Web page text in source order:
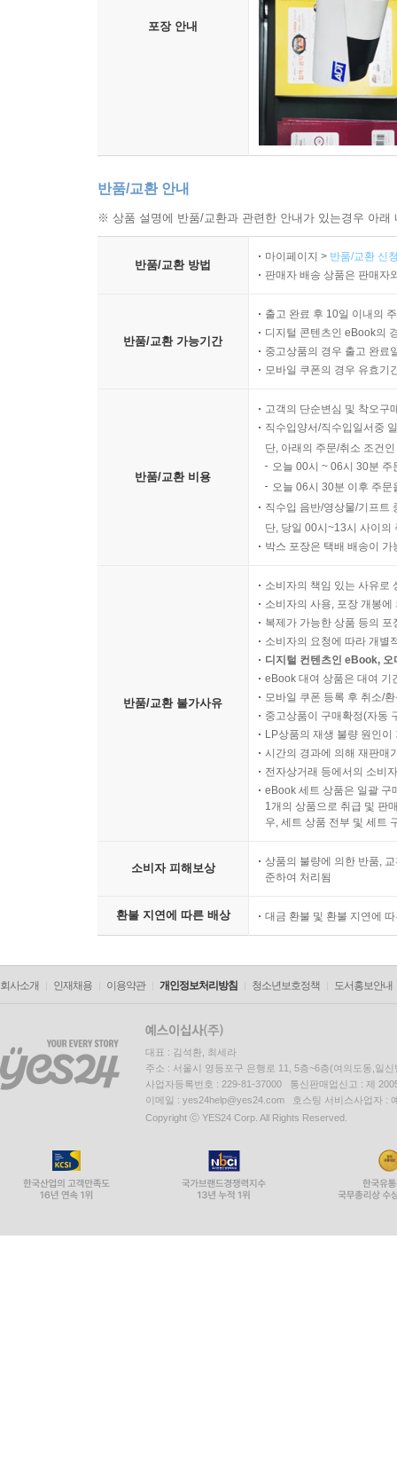
포장 안내
반품/교환 안내
※ 상품 설명에 반품/교환과 관련한 안내가 있는경우 아
반품/교환 방법
마이페이지 > 반품/교환 신
판매자 배송 상품은 판매자
반품/교환 가능기간
출고 완료 후 10일 이내의
디지털 콘텐츠인 eBook의
중고상품의 경우 출고 완료
모바일 쿠폰의 경우 유효기
반품/교환 비용
고객의 단순변심 및 착오구
직수입양서/직수입일서중
단, 아래의 주문/취소 조건
오늘 00시 ~ 06시 30분
오늘 06시 30분 이후 주
직수입 음반/영상물/기프트
단, 당일 00시~13시 사이의
박스 포장은 택배 배송이
반품/교환 불가사유
소비자의 책임 있는 사유로
소비자의 사용, 포장 개봉
복제가 가능한 상품 등의
소비자의 요청에 따라 개별
디지털 컨텐츠인 eBook,
eBook 대여 상품은 대여 기
모바일 쿠폰 등록 후 취소/
중고상품이 구매확정(자동
LP상품의 재생 불량 원인
시간의 경과에 의해 재판매
전자상거래 등에서의 소비
eBook 세트 상품은 일괄 구
1개의 상품으로 취급 및 판
우, 세트 상품 전부 및 세트
소비자 피해보상
상품의 불량에 의한 반품,
준하여 처리됨
환불 지연에 따른 배상 대금 환불 및 환불 지연에
회사소개 인재채용 이용약관 개인정보처리방침 청소년보호정책 도서홍보안내
대표 : 김석환, 최세라
주소 : 서울시 영등포구 은행로 11, 5층~6층(여의도동,일신
사업자등록번호 : 229-81-37000 통신판매업신고 : 제
이메일 : yes24help@yes24.com 호스팅 서비스사업자 :
Copyright ⓒ YES24 Corp. All Rights Reserved.